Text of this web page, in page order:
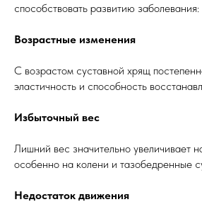
способствовать развитию заболевания:
Возрастные изменения
С возрастом суставной хрящ
эластичность и способность
Избыточный вес
Лишний вес значительно увеличивает
особенно на колени и тазобедренные
Недостаток движения